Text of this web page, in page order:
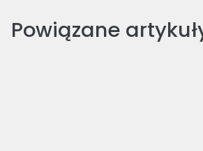
Powiązane